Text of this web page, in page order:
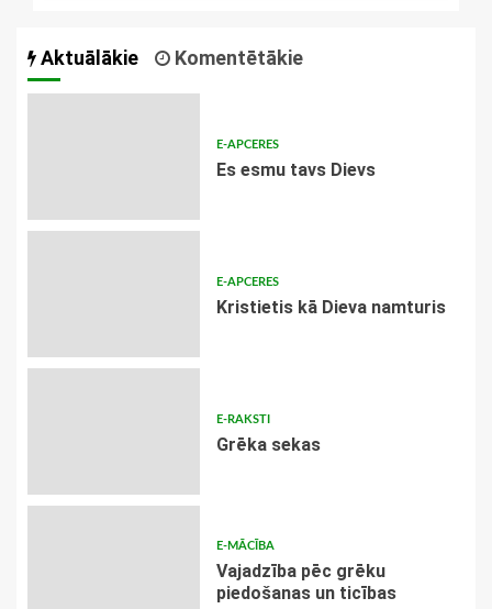
Aktuālākie Komentētākie
E-APCERES
Es esmu tavs Dievs
E-APCERES
Kristietis kā Dieva namturis
E-RAKSTI
Grēka sekas
E-MĀCĪBA
Vajadzība pēc grēku
piedošanas un ticības